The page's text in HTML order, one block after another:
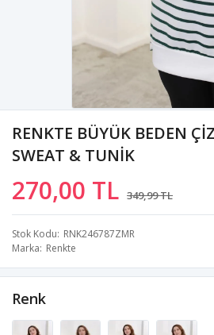
RENKTE BÜYÜK BEDEN
SWEAT & TUNİK
270,00 TL 349,99 TL
Stok Kodu RNK246787ZMR
Marka Renkte
Renk